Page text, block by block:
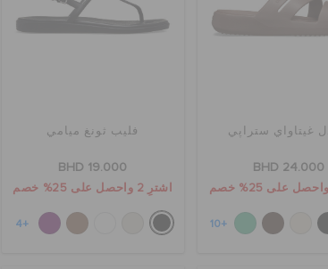
غيتاواي ستراپي
BHD 24.000
+10
فليب ثونغ ميامي
BHD 19.000
اشترِ 2 واحصل على 25% خصم
+4